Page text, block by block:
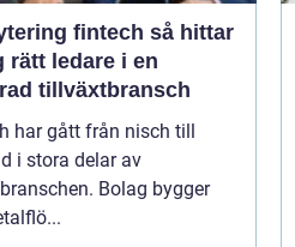
fintech så hittar
rätt ledare i en
tillväxtbransch
har gått från nisch till
i stora delar av
Bolag bygger